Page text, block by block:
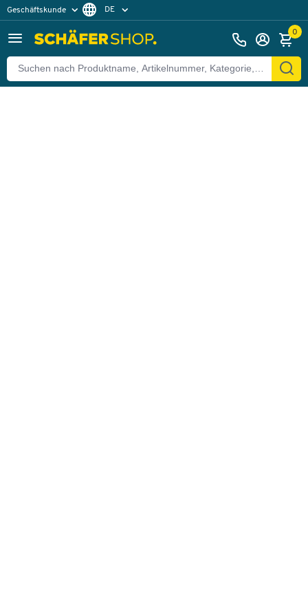
Geschäftskunde DE
0
Zurück